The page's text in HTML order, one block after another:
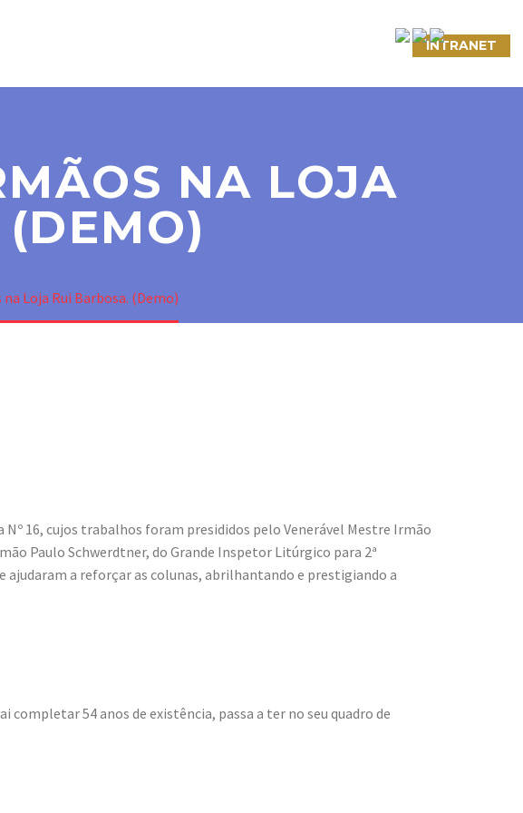
INTRANET
NA LOJA
Loja Rui Barbosa. (Demo)
Nº 16, cujos trabalhos foram presididos pelo Venerável Mestre Irmão
Paulo Schwerdtner, do Grande Inspetor Litúrgico para 2ª
a reforçar as colunas, abrilhantando e prestigiando a
completar 54 anos de existência, passa a ter no seu quadro de